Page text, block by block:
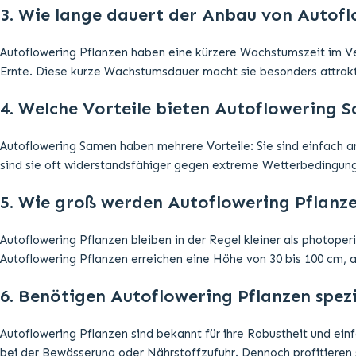
3. Wie lange dauert der Anbau von
Autoflowering Pflanzen haben eine kürzere Wachstumszeit im
Ernte. Diese kurze Wachstumsdauer macht sie besonders
4. Welche Vorteile bieten Autoflowering
Autoflowering Samen haben mehrere Vorteile: Sie sind einfach
sind sie oft widerstandsfähiger gegen extreme
5. Wie groß werden Autoflowering
Autoflowering Pflanzen bleiben in der Regel kleiner als
Autoflowering Pflanzen erreichen eine Höhe von 30 bis 100 cm,
6. Benötigen Autoflowering Pflanzen
Autoflowering Pflanzen sind bekannt für ihre Robustheit und
bei der Bewässerung oder Nährstoffzufuhr. Dennoch